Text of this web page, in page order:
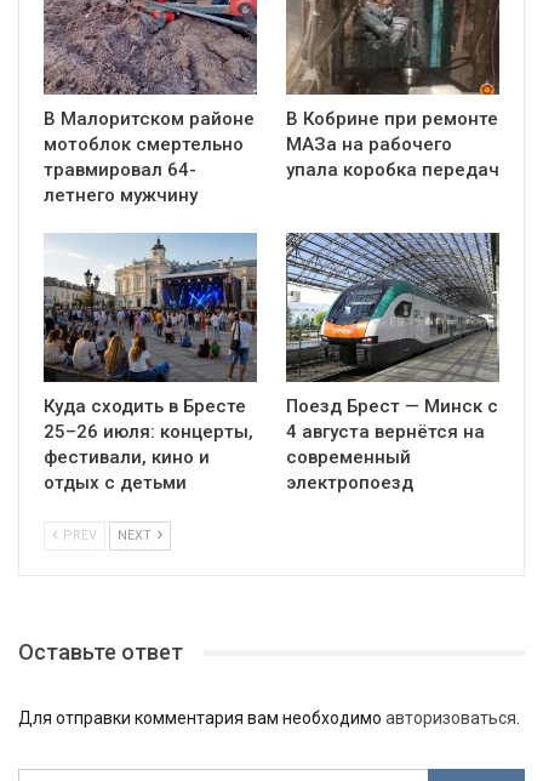
В Малоритском районе
мотоблок смертельно
травмировал 64-
летнего мужчину
В Кобрине при ремонте
МАЗа на рабочего
упала коробка передач
Куда сходить в Бресте
25–26 июля: концерты,
фестивали, кино и
отдых с детьми
Поезд Брест — Минск с
4 августа вернётся на
современный
электропоезд
PREV NEXT
Оставьте ответ
Для отправки комментария вам необходимо авторизоваться